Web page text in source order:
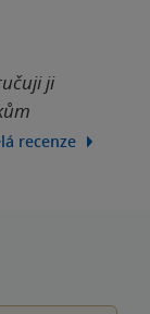
ji
recenze